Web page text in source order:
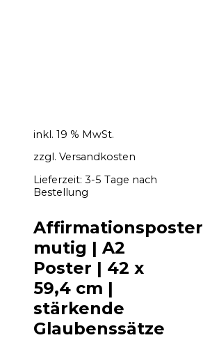
inkl. 19 % MwSt.
zzgl. Versandkosten
Lieferzeit: 3-5 Tage nach
Bestellung
Affirmationsposter
mutig | A2
Poster | 42 x
59,4 cm |
stärkende
Glaubenssätze